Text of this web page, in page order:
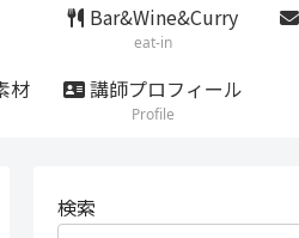
Bar&Wine&Curry
eat-in
材 講師プロフィール
Profile
検索